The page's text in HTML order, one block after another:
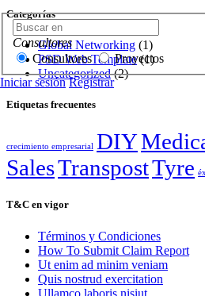
Consultores
Consultores
Proyectos
Iniciar sesión Registrar
Categorías
Global Networking (1)
PSD Web Template(1)
Uncategorized(2)
Etiquetas frecuentes
crecimiento empresarial DIY
SalesTranspostTyre
T&C en vigor
Términos y Condiciones
How To Submit Claim Report
Ut enim ad minim veniam
Quis nostrud exercitation
Ullamco laboris nisiut